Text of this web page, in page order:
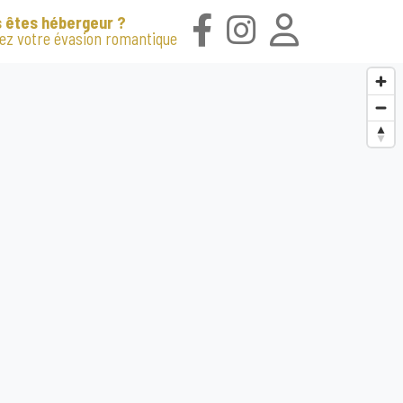
êtes hébergeur ?
votre évasion romantique